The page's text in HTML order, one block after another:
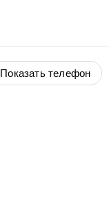
Показать телефон